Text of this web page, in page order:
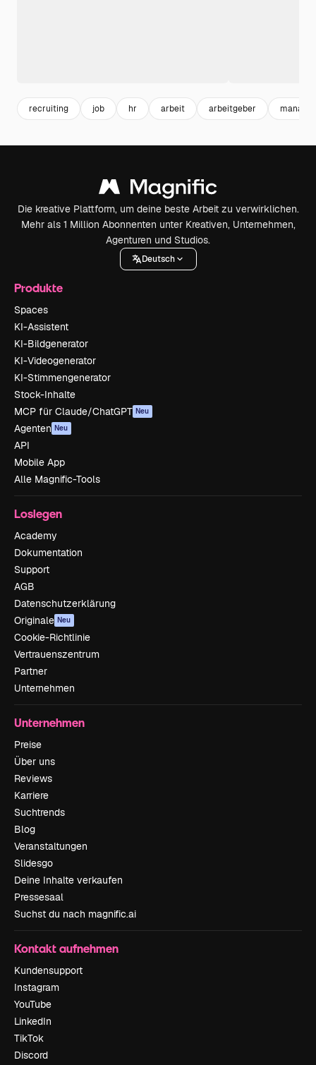
recruiting job hr arbeit arbeitgeber manager
Die kreative Plattform, um deine beste Arbeit zu verwirklichen.
Mehr als 1 Million Abonnenten unter Kreativen, Unternehmen,
Agenturen und Studios.
Deutsch
Produkte
Spaces
KI-Assistent
KI-Bildgenerator
KI-Videogenerator
KI-Stimmengenerator
Stock-Inhalte
MCP für Claude/ChatGPT Neu
Agenten Neu
API
Mobile App
Alle Magnific-Tools
Loslegen
Academy
Dokumentation
Support
AGB
Datenschutzerklärung
Originale Neu
Cookie-Richtlinie
Vertrauenszentrum
Partner
Unternehmen
Unternehmen
Preise
Über uns
Reviews
Karriere
Suchtrends
Blog
Veranstaltungen
Slidesgo
Deine Inhalte verkaufen
Pressesaal
Suchst du nach magnific.ai
Kontakt aufnehmen
Kundensupport
Instagram
YouTube
LinkedIn
TikTok
Discord